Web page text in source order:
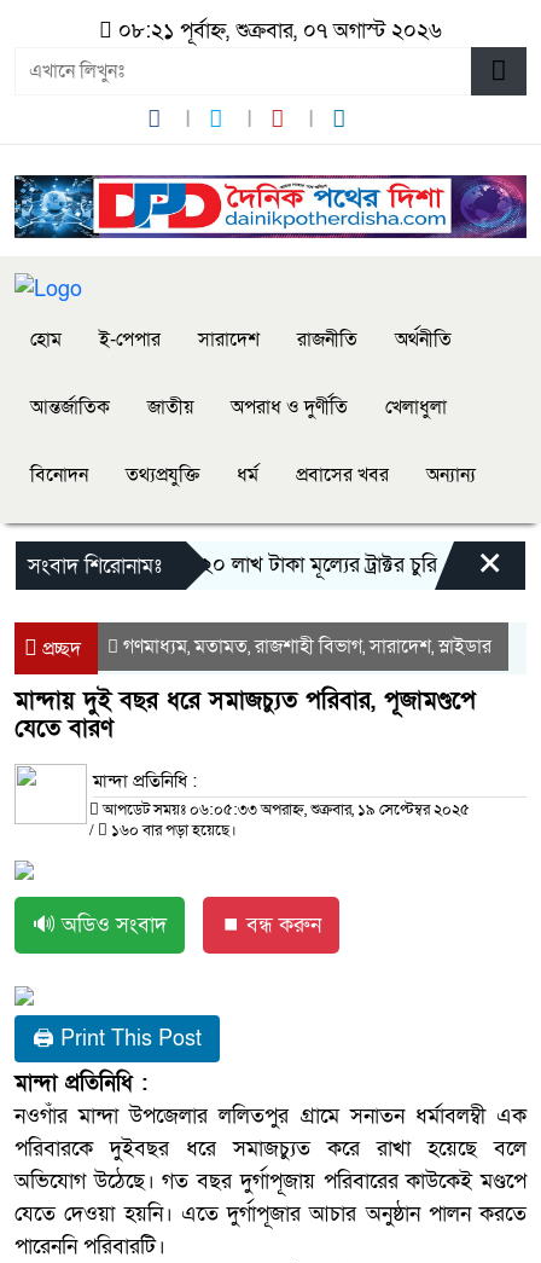
০৮:২১ পূর্বাহ্ন, শুক্রবার, ০৭ অগাস্ট ২০২৬
হোম ই-পেপার সারাদেশ রাজনীতি অর্থনীতি
আন্তর্জাতিক জাতীয় অপরাধ ও দুর্ণীতি খেলাধুলা
বিনোদন তথ্যপ্রযুক্তি ধর্ম প্রবাসের খবর অন্যান্য
সংবাদ শিরোনামঃ
আত্রাইয়ে ২০ লাখ টাকা মূল্যের ট্রাক্টর চুরি বাঘা×
প্রচ্ছদ গণমাধ্যম,মতামত,রাজশাহী বিভাগ,সারাদেশ,স্লাইডার
মান্দায় দুই বছর ধরে সমাজচ্যুত পরিবার, পূজামণ্ডপে
যেতে বারণ
মান্দা প্রতিনিধি :
আপডেট সময়ঃ ০৬:০৫:৩৩ অপরাহ্ন, শুক্রবার, ১৯ সেপ্টেম্বর ২০২৫
/
১৬০ বার পড়া হয়েছে।
🔊 অডিও সংবাদ ⏹ বন্ধ করুন
🖨 Print This Post
মান্দা প্রতিনিধি :
নওগাঁর মান্দা উপজেলার ললিতপুর গ্রামে সনাতন ধর্মাবলম্বী এক
পরিবারকে দুইবছর ধরে সমাজচ্যুত করে রাখা হয়েছে বলে
অভিযোগ উঠেছে। গত বছর দুর্গাপূজায় পরিবারের কাউকেই মণ্ডপে
যেতে দেওয়া হয়নি। এতে দুর্গাপূজার আচার অনুষ্ঠান পালন করতে
পারেননি পরিবারটি।